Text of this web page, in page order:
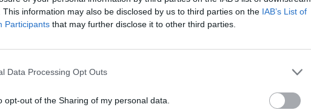
This information may also be disclosed by us to third parties on the IAB’s List of
Participants that may further disclose it to other third parties.
Data Processing Opt Outs
opt-out of the Sharing of my personal data.
in 90 minuti lotta per la propria squadra ed è la
- ha detto Gasperini ai presenti. (Andare a Roma,
migliore possibile
proseguire in futuro. Sono andato via col massimo